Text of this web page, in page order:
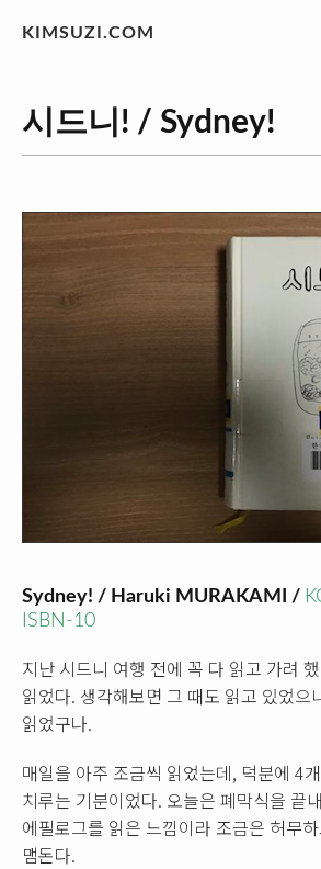
KIMSUZI.COM
시드니! / Sydney!
Sydney! / Haruki MURAKAMI /
ISBN-10
지난 시드니 여행 전에 꼭 다 읽고 가려
읽었다. 생각해보면 그 때도 읽고 있었으
읽었구나.
매일을 아주 조금씩 읽었는데, 덕분에 4
치루는 기분이었다. 오늘은 폐막식을 끝
에필로그를 읽은 느낌이라 조금은 허무
맴돈다.